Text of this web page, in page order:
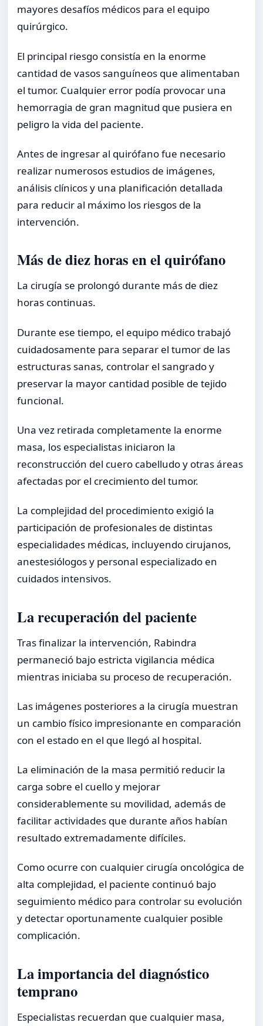
mayores desafíos médicos para el equipo
quirúrgico.
El principal riesgo consistía en la enorme
cantidad de vasos sanguíneos que alimentaban
el tumor. Cualquier error podía provocar una
hemorragia de gran magnitud que pusiera en
peligro la vida del paciente.
Antes de ingresar al quirófano fue necesario
realizar numerosos estudios de imágenes,
análisis clínicos y una planificación detallada
para reducir al máximo los riesgos de la
intervención.
Más de diez horas en el quirófano
La cirugía se prolongó durante más de diez
horas continuas.
Durante ese tiempo, el equipo médico trabajó
cuidadosamente para separar el tumor de las
estructuras sanas, controlar el sangrado y
preservar la mayor cantidad posible de tejido
funcional.
Una vez retirada completamente la enorme
masa, los especialistas iniciaron la
reconstrucción del cuero cabelludo y otras áreas
afectadas por el crecimiento del tumor.
La complejidad del procedimiento exigió la
participación de profesionales de distintas
especialidades médicas, incluyendo cirujanos,
anestesiólogos y personal especializado en
cuidados intensivos.
La recuperación del paciente
Tras finalizar la intervención, Rabindra
permaneció bajo estricta vigilancia médica
mientras iniciaba su proceso de recuperación.
Las imágenes posteriores a la cirugía muestran
un cambio físico impresionante en comparación
con el estado en el que llegó al hospital.
La eliminación de la masa permitió reducir la
carga sobre el cuello y mejorar
considerablemente su movilidad, además de
facilitar actividades que durante años habían
resultado extremadamente difíciles.
Como ocurre con cualquier cirugía oncológica de
alta complejidad, el paciente continuó bajo
seguimiento médico para controlar su evolución
y detectar oportunamente cualquier posible
complicación.
La importancia del diagnóstico
temprano
Especialistas recuerdan que cualquier masa,